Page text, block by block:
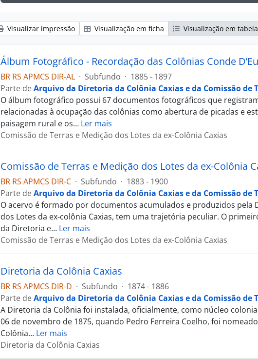
Visualizar impressão Visualização em ficha Visualização em tabela
BR RS APMCS DIR-AL · Subfundo · 1885 - 1897
Parte deArquivo da Diretoria da Colônia Caxias e da Comissão de
O álbum fotográfico possui 67 documentos fotográficos que
relacionadas à ocupação das colônias como abertura de picadas e
paisagem rural e os… Ler mais
Comissão de Terras e Medição dos Lotes da ex-Colônia Caxias
Comissão de Terras e Medição dos Lotes da ex-Colônia
BR RS APMCS DIR-C · Subfundo · 1883 - 1900
Parte deArquivo da Diretoria da Colônia Caxias e da Comissão de
O acervo é formado por documentos acumulados e produzidos pela
dos Lotes da ex-colônia Caxias, tem uma trajetória peculiar. O
da Diretoria e… Ler mais
Comissão de Terras e Medição dos Lotes da ex-Colônia Caxias
Diretoria da Colônia Caxias
BR RS APMCS DIR-D · Subfundo · 1874 - 1886
Parte deArquivo da Diretoria da Colônia Caxias e da Comissão de
A Diretoria da Colônia foi instalada, oficialmente, como núcleo
06 de novembro de 1875, quando Pedro Ferreira Coelho, foi
Colônia… Ler mais
Diretoria da Colônia Caxias